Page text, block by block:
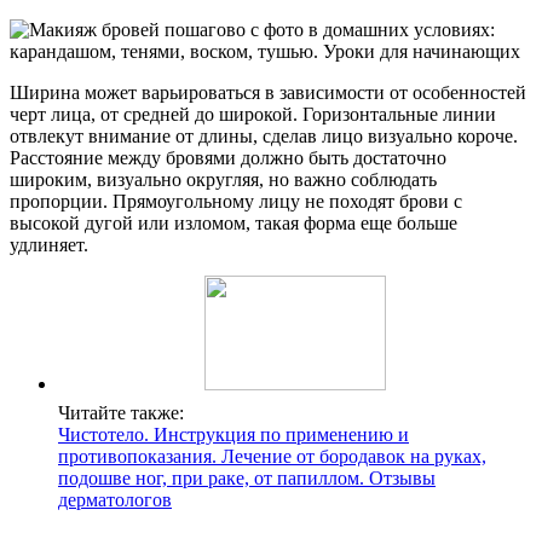
Ширина может варьироваться в зависимости от особенностей
черт лица, от средней до широкой. Горизонтальные линии
отвлекут внимание от длины, сделав лицо визуально короче.
Расстояние между бровями должно быть достаточно
широким, визуально округляя, но важно соблюдать
пропорции. Прямоугольному лицу не походят брови с
высокой дугой или изломом, такая форма еще больше
удлиняет.
Читайте также:
Чистотело. Инструкция по применению и
противопоказания. Лечение от бородавок на руках,
подошве ног, при раке, от папиллом. Отзывы
дерматологов